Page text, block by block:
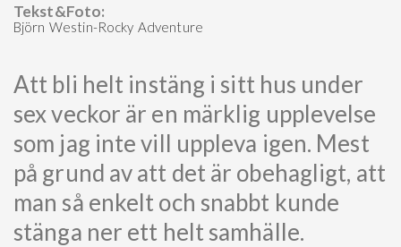
Tekst&Foto:
Björn Westin-Rocky Adventure
Att bli helt instäng i sitt hus under
sex veckor är en märklig upplevelse
som jag inte vill uppleva igen. Mest
på grund av att det är obehagligt, att
man så enkelt och snabbt kunde
stänga ner ett helt samhälle.